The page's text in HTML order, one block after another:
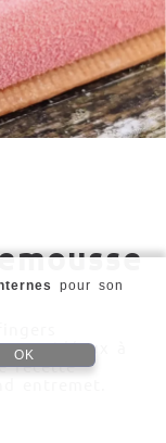
idéaux à
recette
pour son
OK